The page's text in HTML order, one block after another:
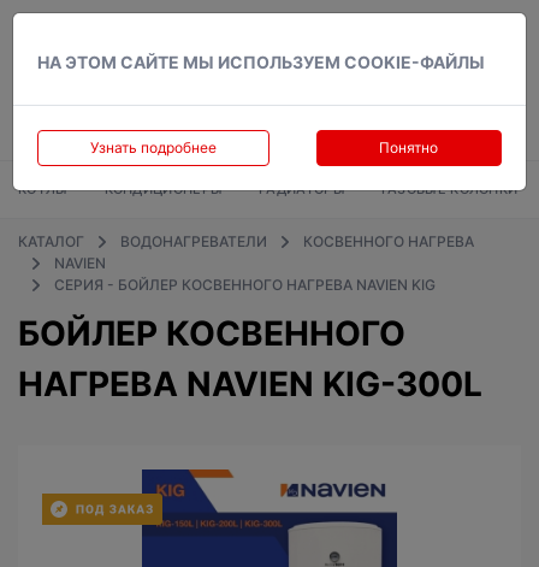
НА ЭТОМ САЙТЕ МЫ ИСПОЛЬЗУЕМ COOKIE-ФАЙЛЫ
Узнать подробнее Понятно
КОТЛЫ КОНДИЦИОНЕРЫ РАДИАТОРЫ ГАЗОВЫЕ КОЛОНКИ
КАТАЛОГ ВОДОНАГРЕВАТЕЛИ
КОСВЕННОГО НАГРЕВА
NAVIEN
СЕРИЯ - БОЙЛЕР КОСВЕННОГО НАГРЕВА NAVIEN KIG
БОЙЛЕР КОСВЕННОГО
НАГРЕВА NAVIEN KIG-300L